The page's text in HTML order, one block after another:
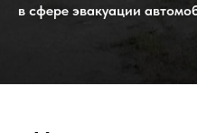
в сфере эвакуации